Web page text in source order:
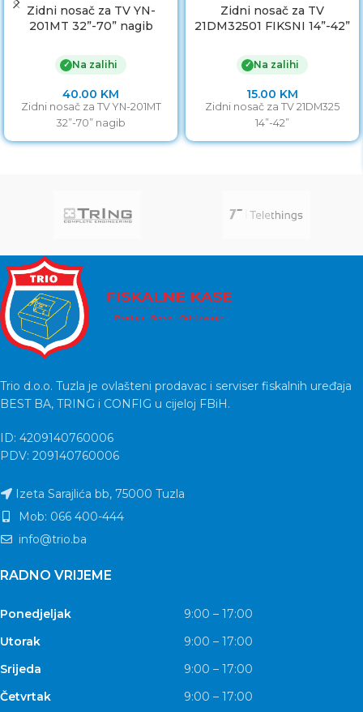
Zidni nosač za TV YN-
201MT 32”-70” nagib
✓ Na zalihi
40.00 KM
Zidni nosač za TV YN-201MT
32”-70” nagib
Zidni nosač za TV
21DM32501 FIKSNI 14”-42”
✓ Na zalihi
15.00 KM
Zidni nosač za TV 21DM325
14”-42”
Trio d.o.o. Tuzla je ovlašteni prodavac i serviser fiskalnih uređaja
BEST BA, TRING i CONFIG u cijeloj FBiH.
ID: 4209140760006
PDV: 209140760006
Izeta Sarajlića bb, 75000 Tuzla
Mob: 066 400-444
info@trio.ba
RADNO VRIJEME
Ponedjeljak
9:00 – 17:00
Utorak
9:00 – 17:00
Srijeda
9:00 – 17:00
Četvrtak
9:00 – 17:00